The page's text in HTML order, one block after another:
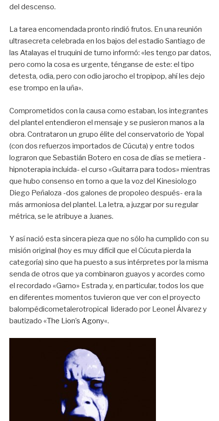
del descenso.
La tarea encomendada pronto rindió frutos. En una reunión
ultrasecreta celebrada en los bajos del estadio Santiago de
las Atalayas el truquini de turno informó: «les tengo par datos,
pero como la cosa es urgente, ténganse de este: el tipo
detesta, odia, pero con odio jarocho el tropipop, ahí les dejo
ese trompo en la uña».
Comprometidos con la causa como estaban, los integrantes
del plantel entendieron el mensaje y se pusieron manos a la
obra. Contrataron un grupo élite del conservatorio de Yopal
(con dos refuerzos importados de Cúcuta) y entre todos
lograron que Sebastián Botero en cosa de días se metiera -
hipnoterapia incluida- el curso «Guitarra para todos» mientras
que hubo consenso en torno a que la voz del Kinesiologo
Diego Peñaloza -dos galones de propoleo después- era la
más armoniosa del plantel. La letra, a juzgar por su regular
métrica, se le atribuye a Juanes.
Y así nació esta sincera pieza que no sólo ha cumplido con su
misión original (hoy es muy difícil que el Cúcuta pierda la
categoría) sino que ha puesto a sus intérpretes por la misma
senda de otros que ya combinaron guayos y acordes como
el recordado «Gamo» Estrada y, en particular, todos los que
en diferentes momentos tuvieron que ver con el proyecto
balompédicometalerotropical liderado por Leonel Álvarez y
bautizado «The Lion’s Agony«.